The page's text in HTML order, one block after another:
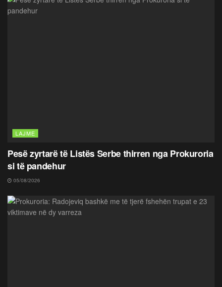
LAJME
Pesë zyrtarë të Listës Serbe thirren nga Prokuroria
si të pandehur
05/08/2026